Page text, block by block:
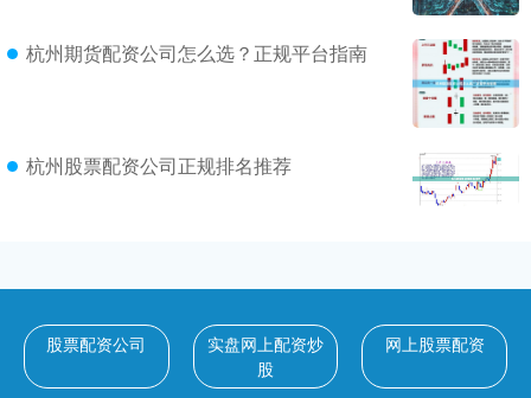
杭州期货配资公司怎么选？正规平台指南
杭州股票配资公司正规排名推荐
股票配资公司
实盘网上配资炒
股
网上股票配资